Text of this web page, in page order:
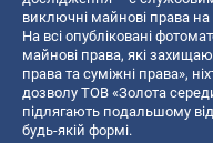
виключні майнові права
На всі опубліковані
майнові права, які
права та суміжні права»,
дозволу ТОВ «Золота
підлягають подальшому
будь-якій формі.